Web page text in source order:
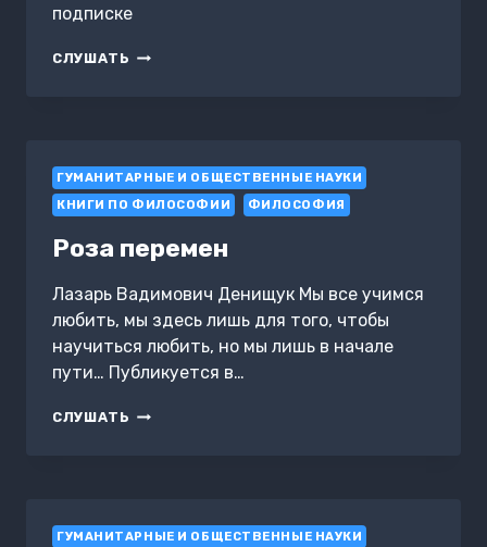
подписке
СЛУШАТЬ ГОРЬКИЕ
ГУМАНИТАРНЫЕ И ОБЩЕСТВЕННЫЕ НАУКИ
КНИГИ ПО ФИЛОСОФИИ
ФИЛОСОФИЯ
Роза перемен
Лазарь Вадимович Денищук Мы все учимся
любить, мы здесь лишь для того, чтобы
научиться любить, но мы лишь в начале
пути… Публикуется в…
СЛУШАТЬ РОЗА
ГУМАНИТАРНЫЕ И ОБЩЕСТВЕННЫЕ НАУКИ